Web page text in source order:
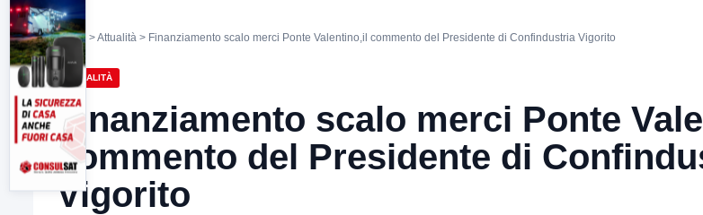
Home >Attualità > Finanziamento scalo merci Ponte Valentino,il commento del Presidente di Confindustria Vigorito
ATTUALITÀ
Finanziamento scalo merci Ponte
commento del Presidente di
Vigorito